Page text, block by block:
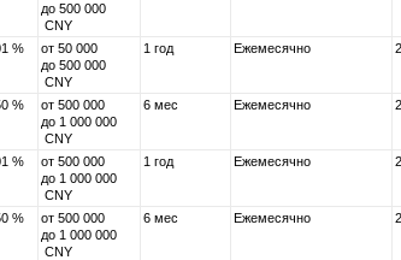
до 500 000
CNY
%
от 50 000
до 500 000
CNY
1 год Ежемесячно
%
от 500 000
до 1 000 000
CNY
6 мес Ежемесячно
%
от 500 000
до 1 000 000
CNY
1 год Ежемесячно
%
от 500 000
до 1 000 000
CNY
6 мес Ежемесячно